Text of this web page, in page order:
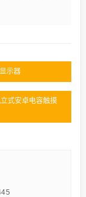
示器
式安卓电容触摸